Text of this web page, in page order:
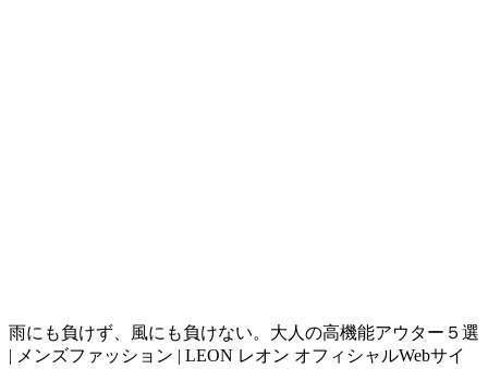
雨にも負けず、風にも負けない。大人の高機能アウター５選
| メンズファッション | LEON レオン オフィシャルWebサイ